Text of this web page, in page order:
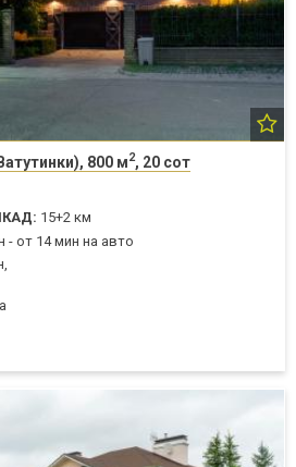
800 м2, 20 сот
15+2 км
- от 14 мин на авто